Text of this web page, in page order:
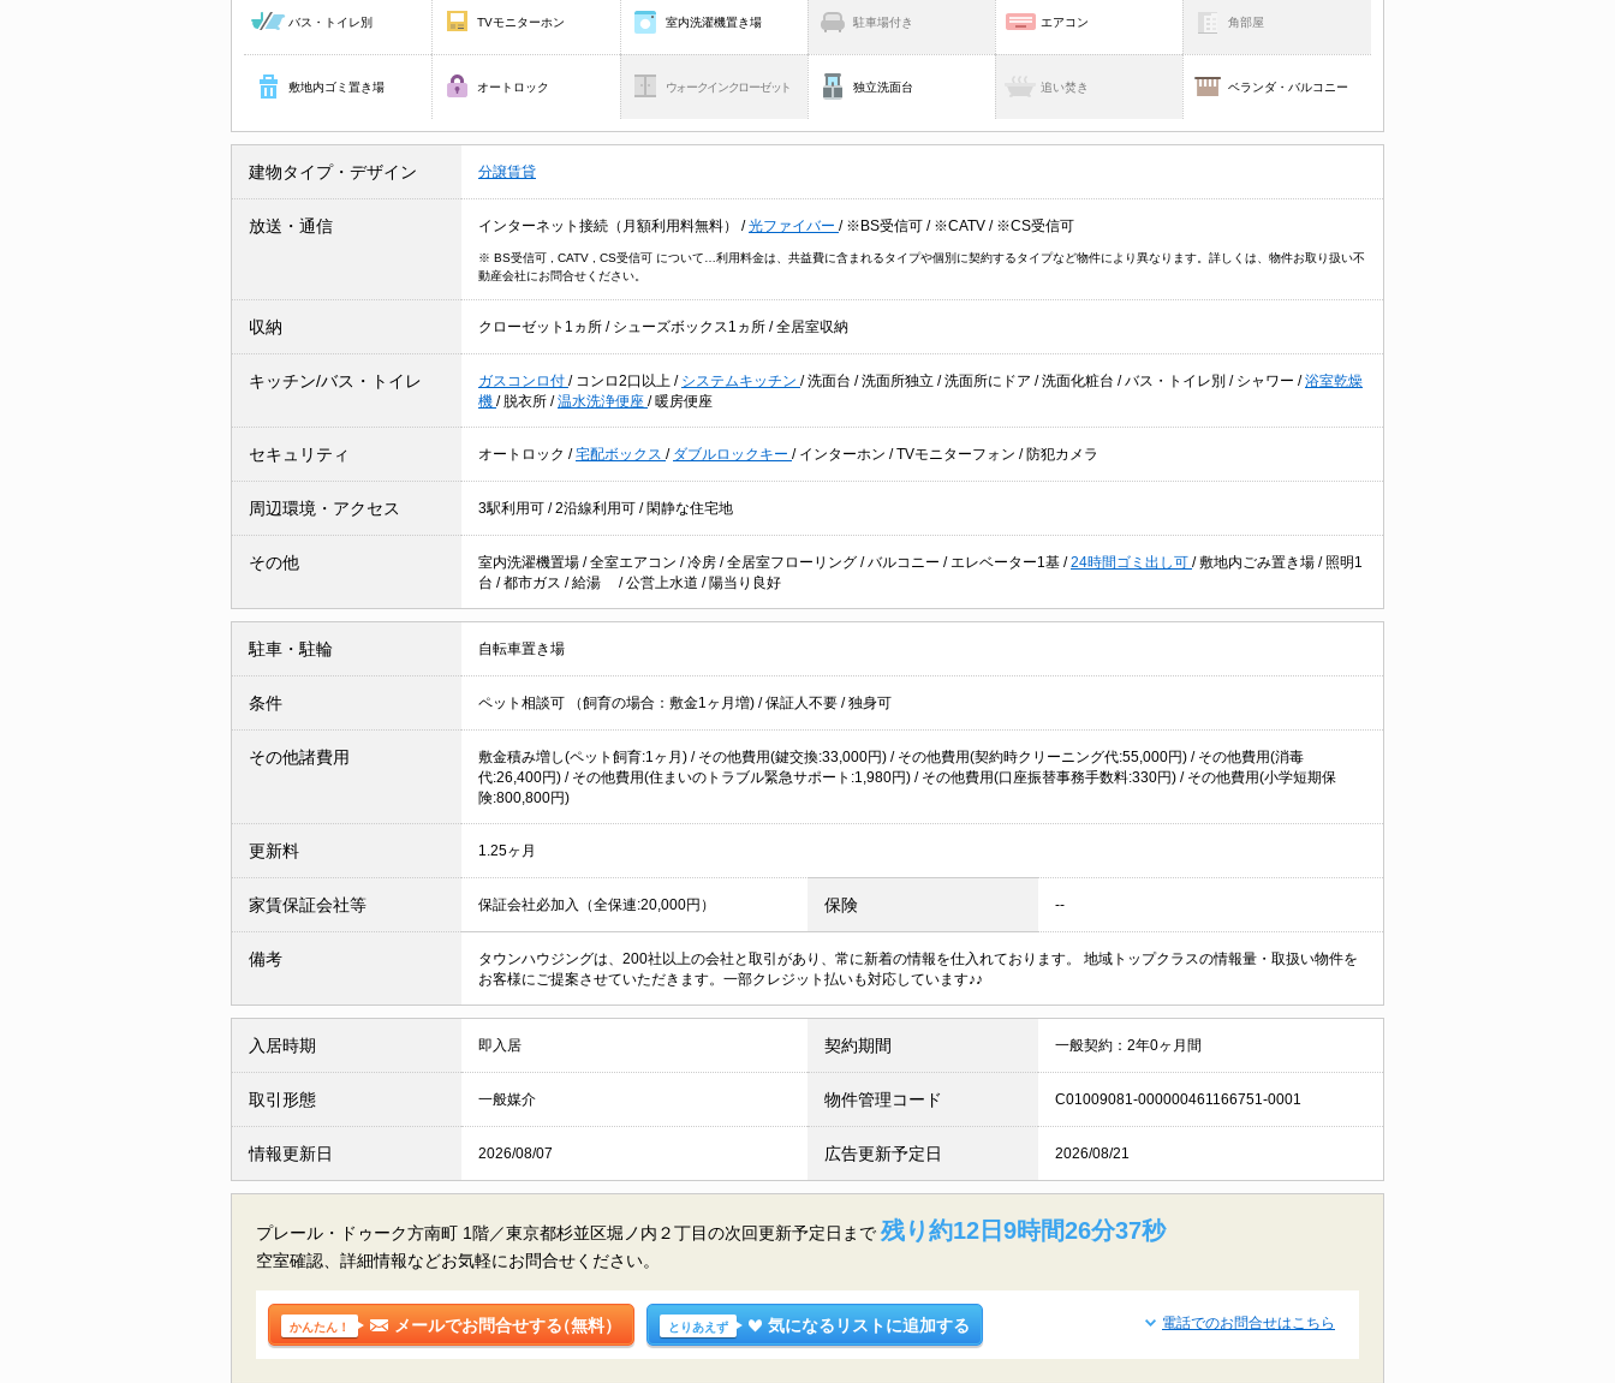
バス・トイレ別 TVモニターホン 室内洗濯機置き場 駐車場付き エアコン 角部屋
敷地内ゴミ置き場 オートロック ウォークインクローゼット 独立洗面台 追い焚き ベランダ・バルコニー
建物タイプ・デザイン 分譲賃貸
放送・通信 インターネット接続（月額利用料無料） /光ファイバー / ※BS受信可 / ※CATV / ※CS受信可
※ BS受信可 , CATV , CS受信可 について…利用料金は、共益費に含まれるタイプや個別に契約するタイプなど物件により異なります。詳しくは、物件お取り扱い不
動産会社にお問合せください。
収納 クローゼット1ヵ所 / シューズボックス1ヵ所 /全居室収納
キッチン/バス・トイレ ガスコンロ付 / コンロ2口以上 / システムキッチン /洗面台 /洗面所独立 /洗面所にドア /洗面化粧台 /バス・トイレ別 / シャワー /浴室乾燥
機 / 脱衣所 /温水洗浄便座 / 暖房便座
セキュリティ オートロック /宅配ボックス / ダブルロックキー / インターホン /TVモニターフォン / 防犯カメラ
周辺環境・アクセス 3駅利用可 /2沿線利用可 / 閑静な住宅地
その他 室内洗濯機置場 /全室エアコン /冷房 /全居室フローリング /バルコニー / エレベーター1基 /24時間ゴミ出し可 /敷地内ごみ置き場 / 照明1
台 /都市ガス /給湯 /公営上水道 / 陽当り良好
駐車・駐輪 自転車置き場
条件 ペット相談可 （飼育の場合：敷金1ヶ月増) /保証人不要 /独身可
その他諸費用
敷金積み増し(ペット飼育:1ヶ月) / その他費用(鍵交換:33,000円) / その他費用(契約時クリーニング代:55,000円) / その他費用(消毒
代:26,400円) / その他費用(住まいのトラブル緊急サポート:1,980円) / その他費用(口座振替事務手数料:330円) / その他費用(小学短期保
険:800,800円)
更新料 1.25ヶ月
家賃保証会社等 保証会社必加入（全保連:20,000円） 保険 --
備考
タウンハウジングは、200社以上の会社と取引があり、常に新着の情報を仕入れております。 地域トップクラスの情報量・取扱い物件を
お客様にご提案させていただきます。一部クレジット払いも対応しています♪♪
入居時期 即入居 契約期間 一般契約：2年0ヶ月間
取引形態 一般媒介 物件管理コード C01009081-000000461166751-0001
情報更新日 2026/08/07 広告更新予定日 2026/08/21
プレール・ドゥーク方南町 1階／東京都杉並区堀ノ内２丁目の次回更新予定日まで 残り約12日9時間26分36秒
空室確認、詳細情報などお気軽にお問合せください。
かんたん！ メールでお問合せする（無料） とりあえず 気になるリストに追加する 電話でのお問合せはこちら